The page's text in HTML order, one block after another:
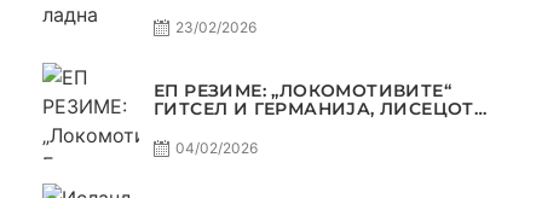
АВТОКОМАНДА
23/02/2026
ЕП РЕЗИМЕ: „ЛОКОМОТИВИТЕ“
ГИТСЕЛ И ГЕРМАНИЈА, ЛИСЕЦОТ
04/02/2026